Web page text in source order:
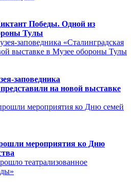
Победы. Одной из
Тулы
заповедника
на новой выставке
мероприятия ко Дню